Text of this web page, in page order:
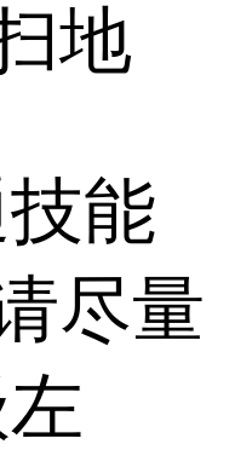
地
能
尽量